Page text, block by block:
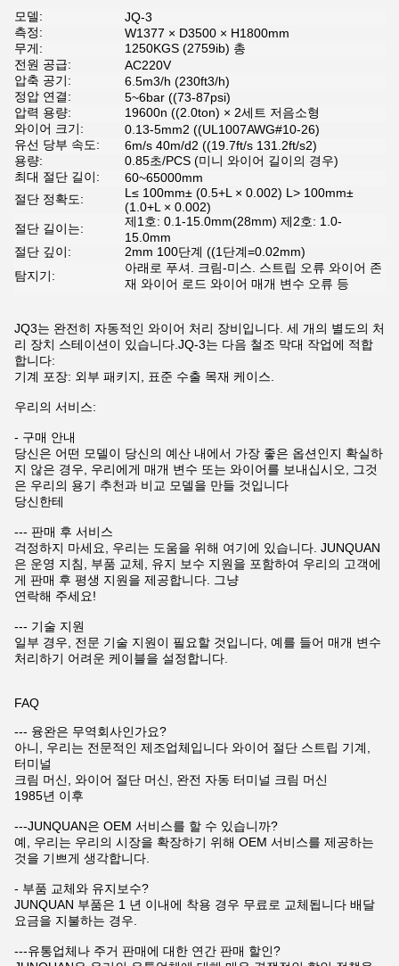
모델:
JQ-3
측정:
W1377 × D3500 × H1800mm
무게:
1250KGS (2759ib) 총
전원 공급:
AC220V
압축 공기:
6.5m3/h (230ft3/h)
정압 연결:
5~6bar ((73-87psi)
압력 용량:
19600n ((2.0ton) × 2세트 저음소형
와이어 크기:
0.13-5mm2 ((UL1007AWG#10-26)
유선 당부 속도:
6m/s 40m/d2 ((19.7ft/s 131.2ft/s2)
용량:
0.85초/PCS (미니 와이어 길이의 경우)
최대 절단 길이:
60~65000mm
절단 정확도:
L≤ 100mm± (0.5+L × 0.002) L> 100mm±
(1.0+L × 0.002)
절단 길이는:
제1호: 0.1-15.0mm(28mm) 제2호: 1.0-
15.0mm
절단 깊이:
2mm 100단계 ((1단계=0.02mm)
탐지기:
아래로 푸셔. 크림-미스. 스트립 오류 와이어 존
재 와이어 로드 와이어 매개 변수 오류 등
JQ3는 완전히 자동적인 와이어 처리 장비입니다. 세 개의 별도의 처
리 장치 스테이션이 있습니다.JQ-3는 다음 철조 막대 작업에 적합
합니다:
기계 포장: 외부 패키지, 표준 수출 목재 케이스.
우리의 서비스:
- 구매 안내
당신은 어떤 모델이 당신의 예산 내에서 가장 좋은 옵션인지 확실하
지 않은 경우, 우리에게 매개 변수 또는 와이어를 보내십시오, 그것
은 우리의 용기 추천과 비교 모델을 만들 것입니다
당신한테
--- 판매 후 서비스
걱정하지 마세요, 우리는 도움을 위해 여기에 있습니다. JUNQUAN
은 운영 지침, 부품 교체, 유지 보수 지원을 포함하여 우리의 고객에
게 판매 후 평생 지원을 제공합니다. 그냥
연락해 주세요!
--- 기술 지원
일부 경우, 전문 기술 지원이 필요할 것입니다, 예를 들어 매개 변수
처리하기 어려운 케이블을 설정합니다.
FAQ
--- 융완은 무역회사인가요?
아니, 우리는 전문적인 제조업체입니다 와이어 절단 스트립 기계,
터미널
크림 머신, 와이어 절단 머신, 완전 자동 터미널 크림 머신
1985년 이후
---JUNQUAN은 OEM 서비스를 할 수 있습니까?
예, 우리는 우리의 시장을 확장하기 위해 OEM 서비스를 제공하는
것을 기쁘게 생각합니다.
- 부품 교체와 유지보수?
JUNQUAN 부품은 1 년 이내에 착용 경우 무료로 교체됩니다 배달
요금을 지불하는 경우.
---유통업체나 주거 판매에 대한 연간 판매 할인?